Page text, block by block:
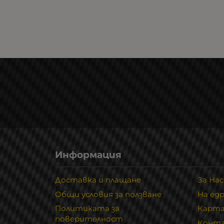
Информация
Доставка и плащане
Общи условия за ползване
Политиката за
поверителност
За Нас
На